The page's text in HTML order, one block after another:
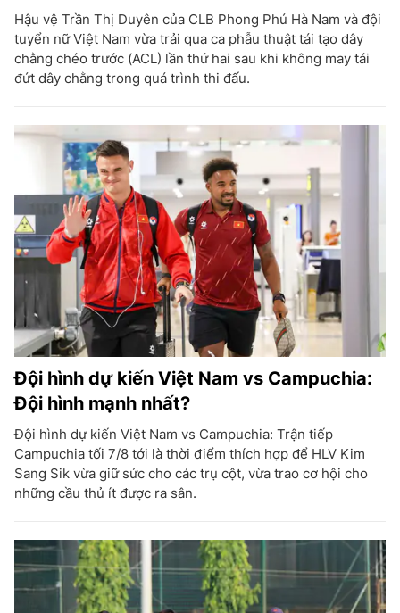
Hậu vệ Trần Thị Duyên của CLB Phong Phú Hà Nam và đội
tuyển nữ Việt Nam vừa trải qua ca phẫu thuật tái tạo dây
chằng chéo trước (ACL) lần thứ hai sau khi không may tái
đứt dây chằng trong quá trình thi đấu.
Đội hình dự kiến Việt Nam vs Campuchia:
Đội hình mạnh nhất?
Đội hình dự kiến Việt Nam vs Campuchia: Trận tiếp
Campuchia tối 7/8 tới là thời điểm thích hợp để HLV Kim
Sang Sik vừa giữ sức cho các trụ cột, vừa trao cơ hội cho
những cầu thủ ít được ra sân.